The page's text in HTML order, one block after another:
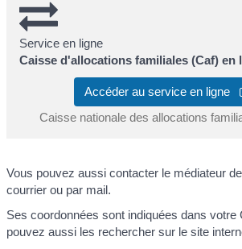
Service en ligne
Caisse d'allocations familiales (Caf) en
Accéder au service en ligne
Caisse nationale des allocations
Vous pouvez aussi contacter le médiateur
courrier ou par mail.
Ses coordonnées sont indiquées dans votre
pouvez aussi les rechercher sur le site